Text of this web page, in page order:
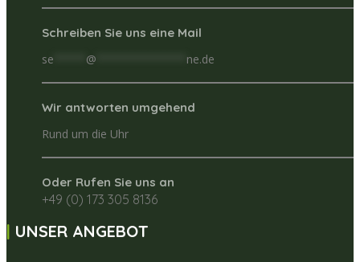
Schreiben Sie uns eine Mail
se
@ ne.de
Wir antworten umgehend
Rund um die Uhr
Oder Rufen Sie uns an
+49 (0) 173 305 8136
UNSER ANGEBOT